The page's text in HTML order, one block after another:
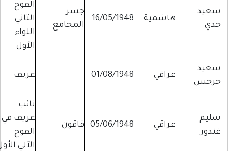
الفوج
الثاني
اللواء
الأول
جسر
المجامع
16/05/1948 هاشمية
سعيد
جدي
عريف 01/08/1948 عراقي
سعيد
جرجس
نائب
عريف في
الفوج
الآلي الأول
قاقون 05/06/1948 عراقي
سليم
غندور